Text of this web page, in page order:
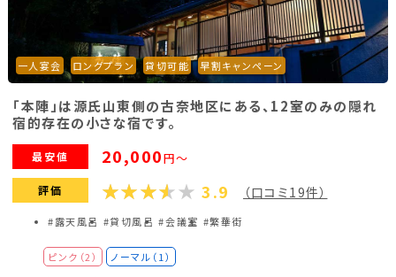
一人宴会 ロングプラン 貸切可能 早割キャンペーン
「本陣」は源氏山東側の古奈地区にある、12室のみの隠れ
宿的存在の小さな宿です。
最安値 20,000円～
評価 3.9 （口コミ19件）
#露天風呂 #貸切風呂 #会議室 #繁華街
ピンク（2） ノーマル（1）